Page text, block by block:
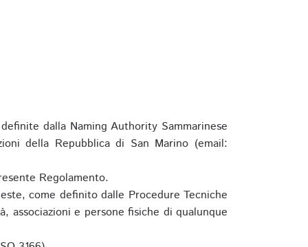
dalla Naming Authority Sammarinese
della Repubblica di San Marino (email:
Regolamento.
come definito dalle Procedure Tecniche
associazioni e persone fisiche di qualunque